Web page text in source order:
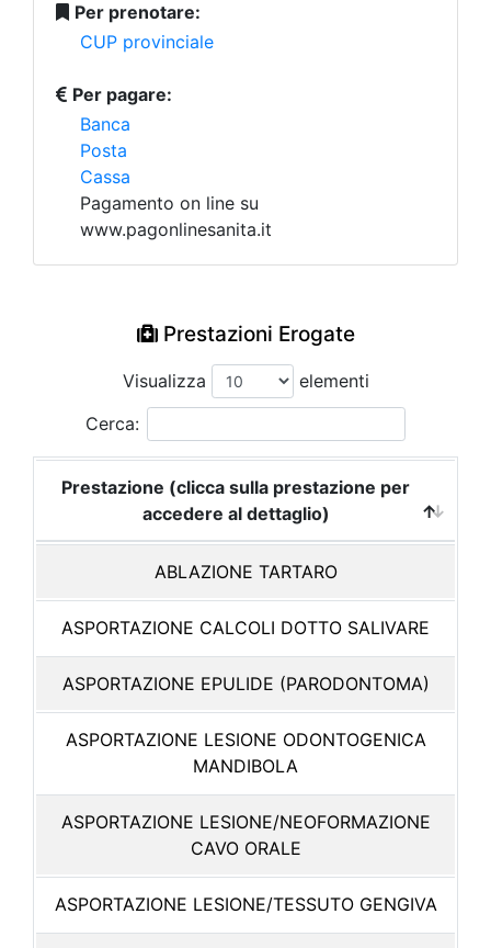
Per prenotare:
CUP provinciale
Per pagare:
Banca
Posta
Cassa
Pagamento on line su
www.pagonlinesanita.it
Prestazioni Erogate
Visualizza
elementi
Cerca:
Prestazione (clicca sulla prestazione per
accedere al dettaglio)
ABLAZIONE TARTARO
ASPORTAZIONE CALCOLI DOTTO SALIVARE
ASPORTAZIONE EPULIDE (PARODONTOMA)
ASPORTAZIONE LESIONE ODONTOGENICA
MANDIBOLA
ASPORTAZIONE LESIONE/NEOFORMAZIONE
CAVO ORALE
ASPORTAZIONE LESIONE/TESSUTO GENGIVA